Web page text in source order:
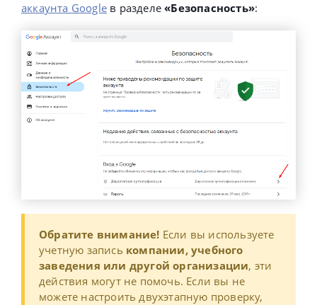
аккаунта Google в разделе«Безопасность»:
Обратите внимание! Если вы используете
учетную запись компании, учебного
заведения или другой организации, эти
действия могут не помочь. Если вы не
можете настроить двухэтапную проверку,